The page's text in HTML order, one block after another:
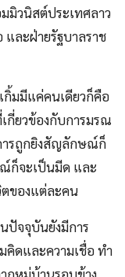
มิวนิสต์ประเทศลาว
และฝ่ายรัฐบาลราช
มมีแค่คนเดียวก็คือ
ยวข้องกับการมรณ
ารถูกยิงสัญลักษณ์ก็
ก็จะเป็นมีด และ
ของแต่ละคน
ปัจจุบันยังมีการ
คิดและความเชื่อ ทํา